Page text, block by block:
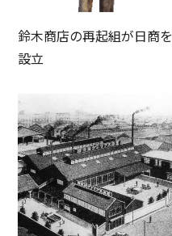
鈴木商店の再起組が日商を
設立